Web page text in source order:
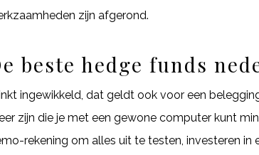
zijn afgerond.
beste hedge funds
ingewikkeld, dat geldt ook voor een
zijn die je met een gewone computer kunt
rekening om alles uit te testen, investeren in